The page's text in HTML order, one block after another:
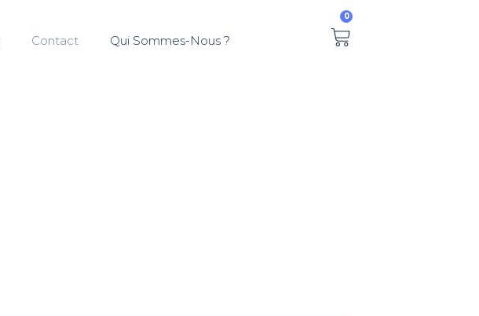
Contact Qui Sommes-Nous ?
0